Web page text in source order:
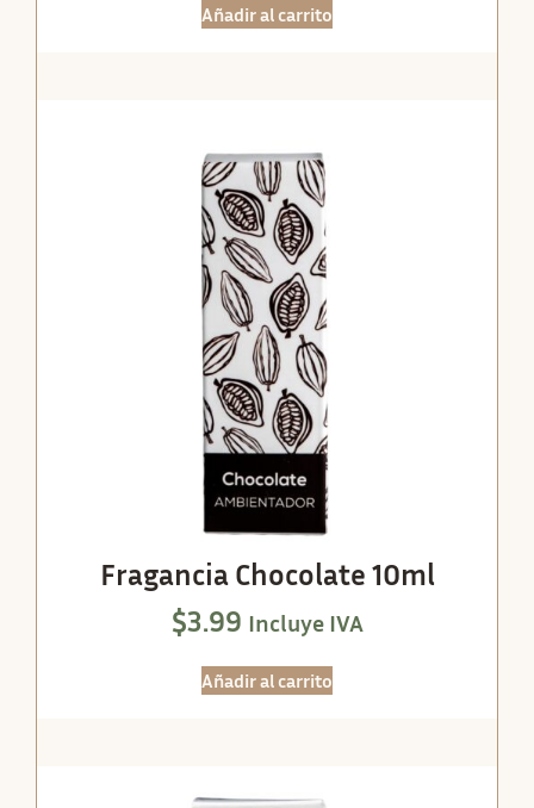
Añadir al carrito
Fragancia Chocolate 10ml
$3.99 Incluye IVA
Añadir al carrito